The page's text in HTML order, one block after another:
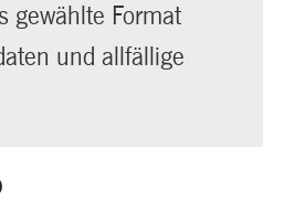
gewählte Format
und allfällige